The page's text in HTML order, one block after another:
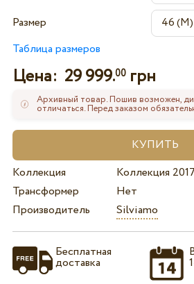
Размер
Таблица размеров
Цена: 29 999.00грн
Архивный товар. Пошив возможен,
отличаться. Перед заказом
Коллекция
Коллекция
Трансформер
Нет
Производитель
Silviamo
Бесплатная
доставка